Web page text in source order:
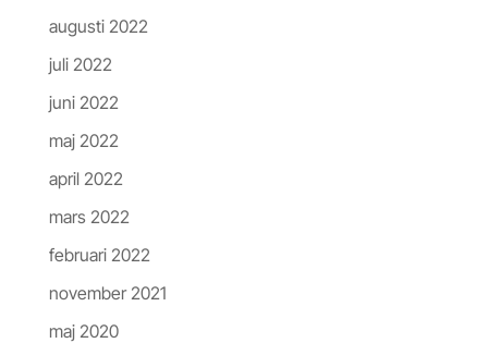
augusti 2022
juli 2022
juni 2022
maj 2022
april 2022
mars 2022
februari 2022
november 2021
maj 2020